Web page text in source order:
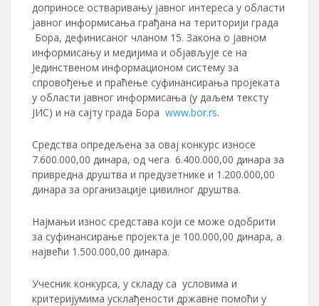
доприносе остваривању јавног интереса у области
јавног информисања грађана на територији града
Бора, дефинисаног чланом 15. Закона о јавном
информисању и медијима и објављује се на
Јединственом информационом систему за
спровођење и праћење суфинансирања пројеката
у области јавног информисања (у даљем тексту
ЈИС) и на сајту града Бора www.bor.rs.
Средства опредељена за овај конкурс износе
7.600.000,00 динара, од чега 6.400.000,00 динара за
привредна друштва и предузетнике и 1.200.000,00
динара за организације цивилног друштва.
Најмањи износ средстава који се може одобрити
за суфинансирање пројекта је 100.000,00 динара, а
највећи 1.500.000,00 динара.
Учесник конкурса, у складу са условима и
критеријумима усклађености државне помоћи у